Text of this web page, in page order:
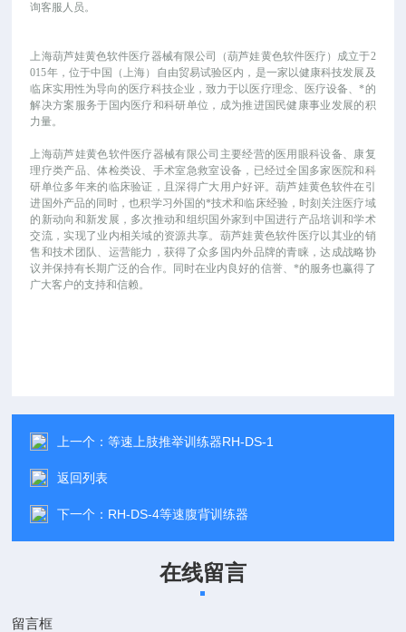
询客服人员。
上海葫芦娃黄色软件医疗器械有限公司（葫芦娃黄色软件医疗）成立于2
015年，位于中国（上海）自由贸易试验区内，是一家以健康科技发展及
临床实用性为导向的医疗科技企业，致力于以医疗理念、医疗设备、*的
解决方案服务于国内医疗和科研单位，成为推进国民健康事业发展的积
力量。
上海葫芦娃黄色软件医疗器械有限公司主要经营的医用眼科设备、康复
理疗类产品、体检类设、手术室急救室设备，已经过全国多家医院和科
研单位多年来的临床验证，且深得广大用户好评。葫芦娃黄色软件在引
进国外产品的同时，也积学习外国的*技术和临床经验，时刻关注医疗域
的新动向和新发展，多次推动和组织国外家到中国进行产品培训和学术
交流，实现了业内相关域的资源共享。葫芦娃黄色软件医疗以其业的销
售和技术团队、运营能力，获得了众多国内外品牌的青睐，达成战略协
议并保持有长期广泛的合作。同时在业内良好的信誉、*的服务也赢得了
广大客户的支持和信赖。
上一个：等速上肢推举训练器RH-DS-1
返回列表
下一个： RH-DS-4等速腹背训练器
在线留言
留言框